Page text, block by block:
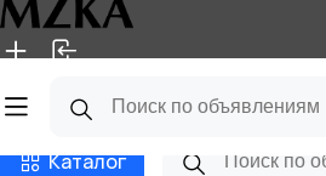
Главная Магазины
Каталог